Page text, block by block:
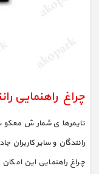
چراغ راهنمایی
تایمرهای شمارش
رانندگان و سایر کاربران
چراغ راهنمایی این